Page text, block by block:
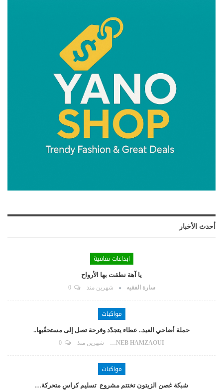
أحدث الأخبار
ابداعات ثقافية
يا آهة نطقت بها الأرواح
سارة الفقيه شهرين منذ 0
مواكبات
حملة أضاحي العيد.. عطاء يتجدّد وفرحة تصل إلى مستحقّيها..
ZAYNEB HAMZAOUI شهرين منذ
مواكبات
شبكة غصن الزيتون تختتم مشروع تسليم كراسٍ متحركة…